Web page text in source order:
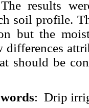
results
soil profile.
but the
should be
: Drip